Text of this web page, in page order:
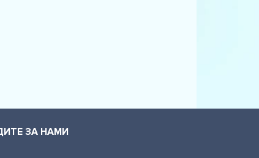
ЗА НАМИ